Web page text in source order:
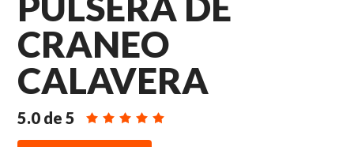
CRANEO
CALAVERA
5.0de 5